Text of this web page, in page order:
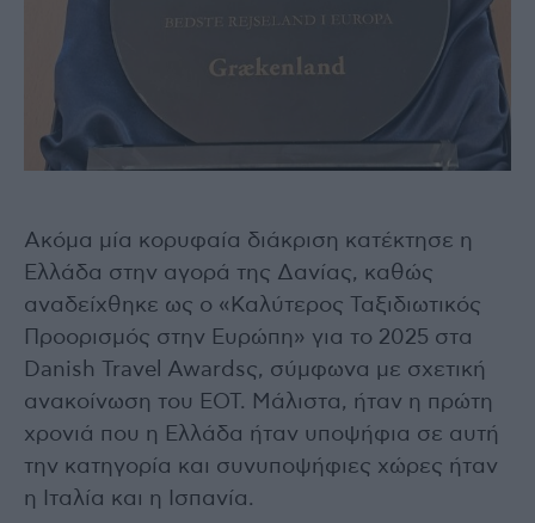
Ακόμα μία κορυφαία διάκριση κατέκτησε η
Ελλάδα στην αγορά της Δανίας, καθώς
αναδείχθηκε ως ο «Καλύτερος Ταξιδιωτικός
Προορισμός στην Ευρώπη» για το 2025 στα
Danish Travel Awardsς, σύμφωνα με σχετική
ανακοίνωση του ΕΟΤ. Μάλιστα, ήταν η πρώτη
χρονιά που η Ελλάδα ήταν υποψήφια σε αυτή
την κατηγορία και συνυποψήφιες χώρες ήταν
η Ιταλία και η Ισπανία.